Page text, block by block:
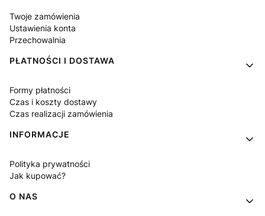
Twoje zamówienia
Ustawienia konta
Przechowalnia
PŁATNOŚCI I DOSTAWA
Formy płatności
Czas i koszty dostawy
Czas realizacji zamówienia
INFORMACJE
Polityka prywatności
Jak kupować?
O NAS